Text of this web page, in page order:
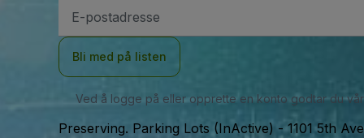
postadresse
Bli med på listen
Ved å logge på eller opprette en konto godtar du
Preserving. Parking Lots (InActive) - 1101 5th